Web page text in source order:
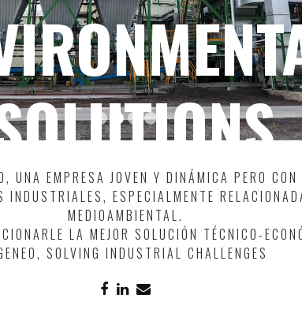
UNA EMPRESA JOVEN Y DINÁMICA PERO
INDUSTRIALES, ESPECIALMENTE
MEDIOAMBIENTAL.
LA MEJOR SOLUCIÓN TÉCNICO-
SOLVING INDUSTRIAL CHALLENGES